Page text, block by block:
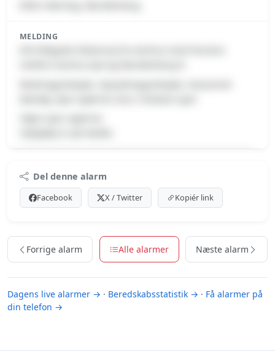
MELDING
Log ind med Premium for at se meldingen og kortet.
Del denne alarm
Facebook X / Twitter Kopiér link
Forrige alarm Alle alarmer Næste alarm
Dagens live alarmer → · Beredskabsstatistik → · Få alarmer på
din telefon →